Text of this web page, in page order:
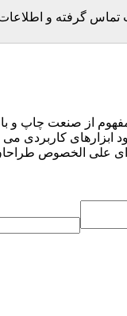
گرفته و اطلاعات
از صنعت چاپ و
ابزارهای